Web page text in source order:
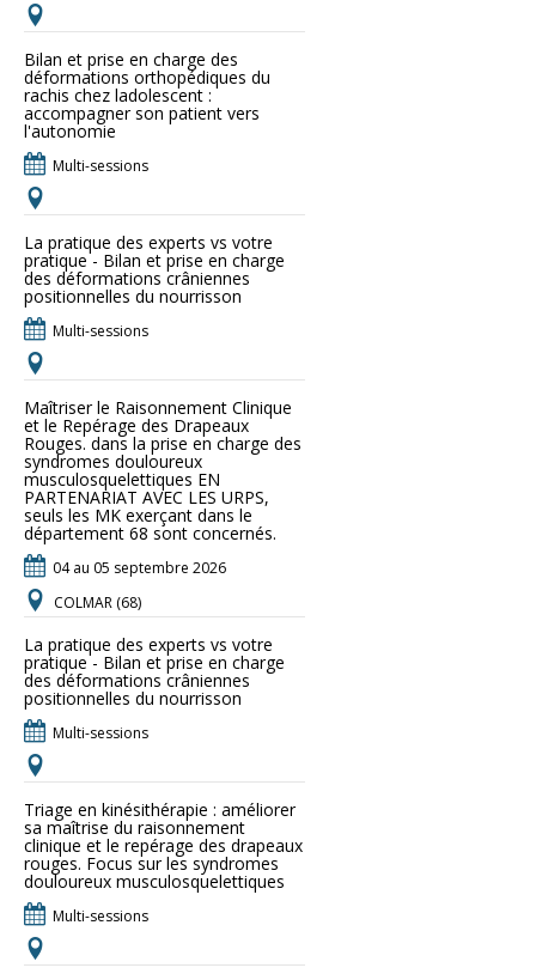
Bilan et prise en charge des
déformations orthopédiques du
rachis chez ladolescent :
accompagner son patient vers
l'autonomie
Multi-sessions
La pratique des experts vs votre
pratique - Bilan et prise en charge
des déformations crâniennes
positionnelles du nourrisson
Multi-sessions
Maîtriser le Raisonnement Clinique
et le Repérage des Drapeaux
Rouges. dans la prise en charge des
syndromes douloureux
musculosquelettiques EN
PARTENARIAT AVEC LES URPS,
seuls les MK exerçant dans le
département 68 sont concernés.
04 au 05 septembre 2026
COLMAR (68)
La pratique des experts vs votre
pratique - Bilan et prise en charge
des déformations crâniennes
positionnelles du nourrisson
Multi-sessions
Triage en kinésithérapie : améliorer
sa maîtrise du raisonnement
clinique et le repérage des drapeaux
rouges. Focus sur les syndromes
douloureux musculosquelettiques
Multi-sessions